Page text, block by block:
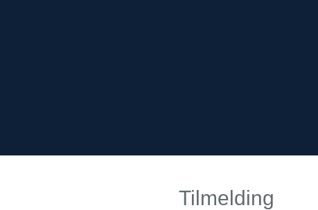
Tilmelding